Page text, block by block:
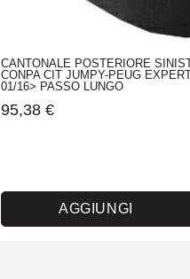
CANTONALE POSTERIORE
CONPA CIT JUMPY-PEUG
01/16> PASSO LUNGO
95,38 €
AGGIUNGI